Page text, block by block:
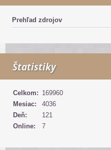
Prehľad zdrojov
Štatistiky
Online: 7
Celkom: 169960
Mesiac:
4036
Deň:
121